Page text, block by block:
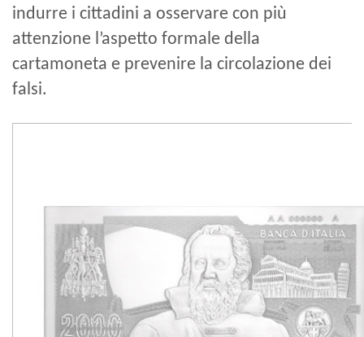
indurre i cittadini a osservare con più
attenzione l’aspetto formale della
cartamoneta e prevenire la circolazione dei
falsi.